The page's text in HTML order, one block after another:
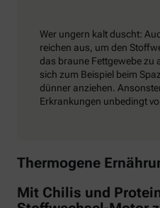
Wer ungern kalt duscht:
reichen aus, um den
das braune Fettgewebe zu
sich zum Beispiel beim
dünner anziehen.
Erkrankungen unbedingt
Thermogene
Mit Chilis und